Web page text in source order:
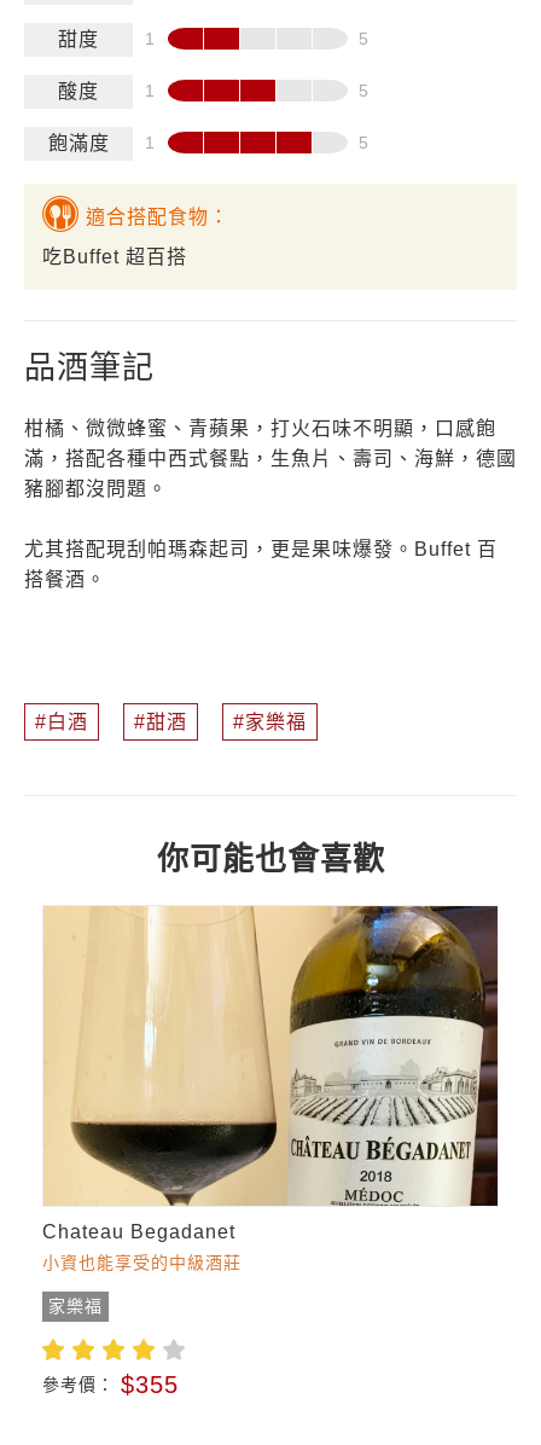
甜度
酸度
飽滿度
適合搭配食物：
吃Buffet 超百搭
品酒筆記
柑橘、微微蜂蜜、青蘋果，打火石味不明顯，口感飽
滿，搭配各種中西式餐點，生魚片、壽司、海鮮，德國
豬腳都沒問題。
尤其搭配現刮帕瑪森起司，更是果味爆發。Buffet 百
搭餐酒。
白酒 甜酒 家樂福
你可能也會喜歡
Chateau Begadanet
小資也能享受的中級酒莊
家樂福
參考價： $355